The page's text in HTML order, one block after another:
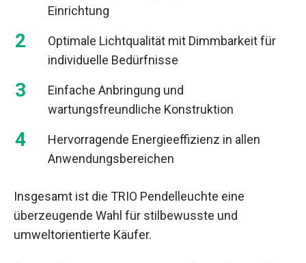
Einrichtung
Optimale Lichtqualität mit Dimmbarkeit für
individuelle Bedürfnisse
Einfache Anbringung und
wartungsfreundliche Konstruktion
Hervorragende Energieeffizienz in allen
Anwendungsbereichen
Insgesamt ist die TRIO Pendelleuchte eine
überzeugende Wahl für stilbewusste und
umweltorientierte Käufer.